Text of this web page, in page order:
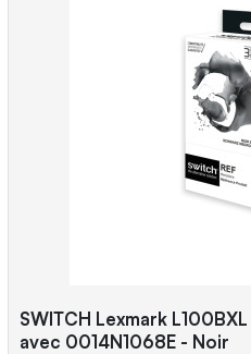
SWITCH Lexmark
avec 0014N1068E - Noir